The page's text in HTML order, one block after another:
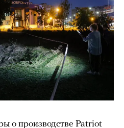
о производстве Patriot